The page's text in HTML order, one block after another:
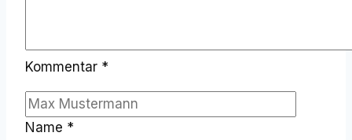
Kommentar *
Name *